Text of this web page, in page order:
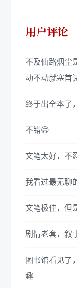
用户评论
不及仙路烟尘
动不动就塞首
终于出全本了
不错😄
文笔太好，不
我看过最无聊
文笔极佳，但
剧情老套，叙
图书馆看见了
趣